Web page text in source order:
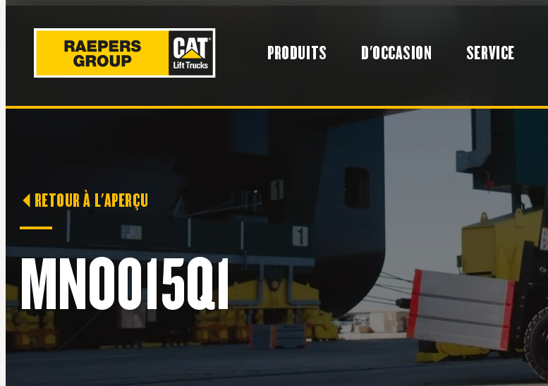
PRODUITS D'OCCASION SERVICE
RETOUR À L'APERÇU
MNO015Q1